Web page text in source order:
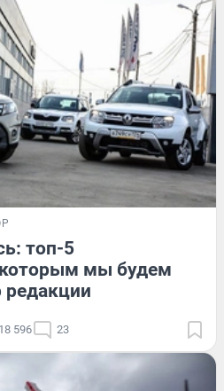
топ-5
мы будем
18 596 23